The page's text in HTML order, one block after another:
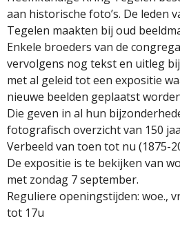
aan historische foto’s. De leden
Tegelen maakten bij oud
Enkele broeders van de
vervolgens nog tekst en uitleg
met al geleid tot een expositie
nieuwe beelden geplaatst
Die geven in al hun
fotografisch overzicht van 150
Verbeeld van toen tot nu (1875-
De expositie is te bekijken van
met zondag 7 september.
Reguliere openingstijden: woe.,
tot 17u